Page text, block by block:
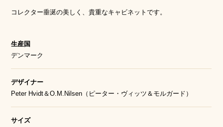
コレクター垂涎の美しく、貴重なキャビネットです。
生産国
デンマーク
デザイナー
Peter Hvidt＆O.M.Nilsen（ピーター・ヴィッツ＆モルガード）
サイズ